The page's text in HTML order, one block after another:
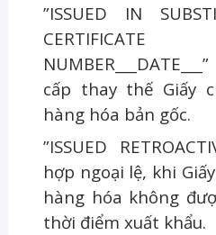
”ISSUED IN
cấp thay thế Giấy
hàng hóa bản gốc.
”ISSUED
hợp ngoại lệ, khi
hàng hóa không
thời điểm xuất khẩu.